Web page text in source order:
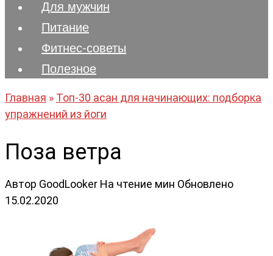
Для мужчин
Питание
Фитнес-советы
Полезноe
Главная » Топ-30 асан для начинающих: подборка
упражнений из йоги
Поза ветра
Автор GoodLooker На чтение мин Обновлено
15.02.2020